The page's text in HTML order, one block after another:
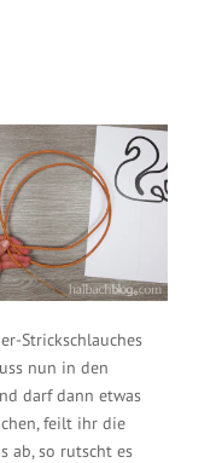
Strickschlauches
nun in den
darf dann etwas
feilt ihr die
ab, so rutscht es